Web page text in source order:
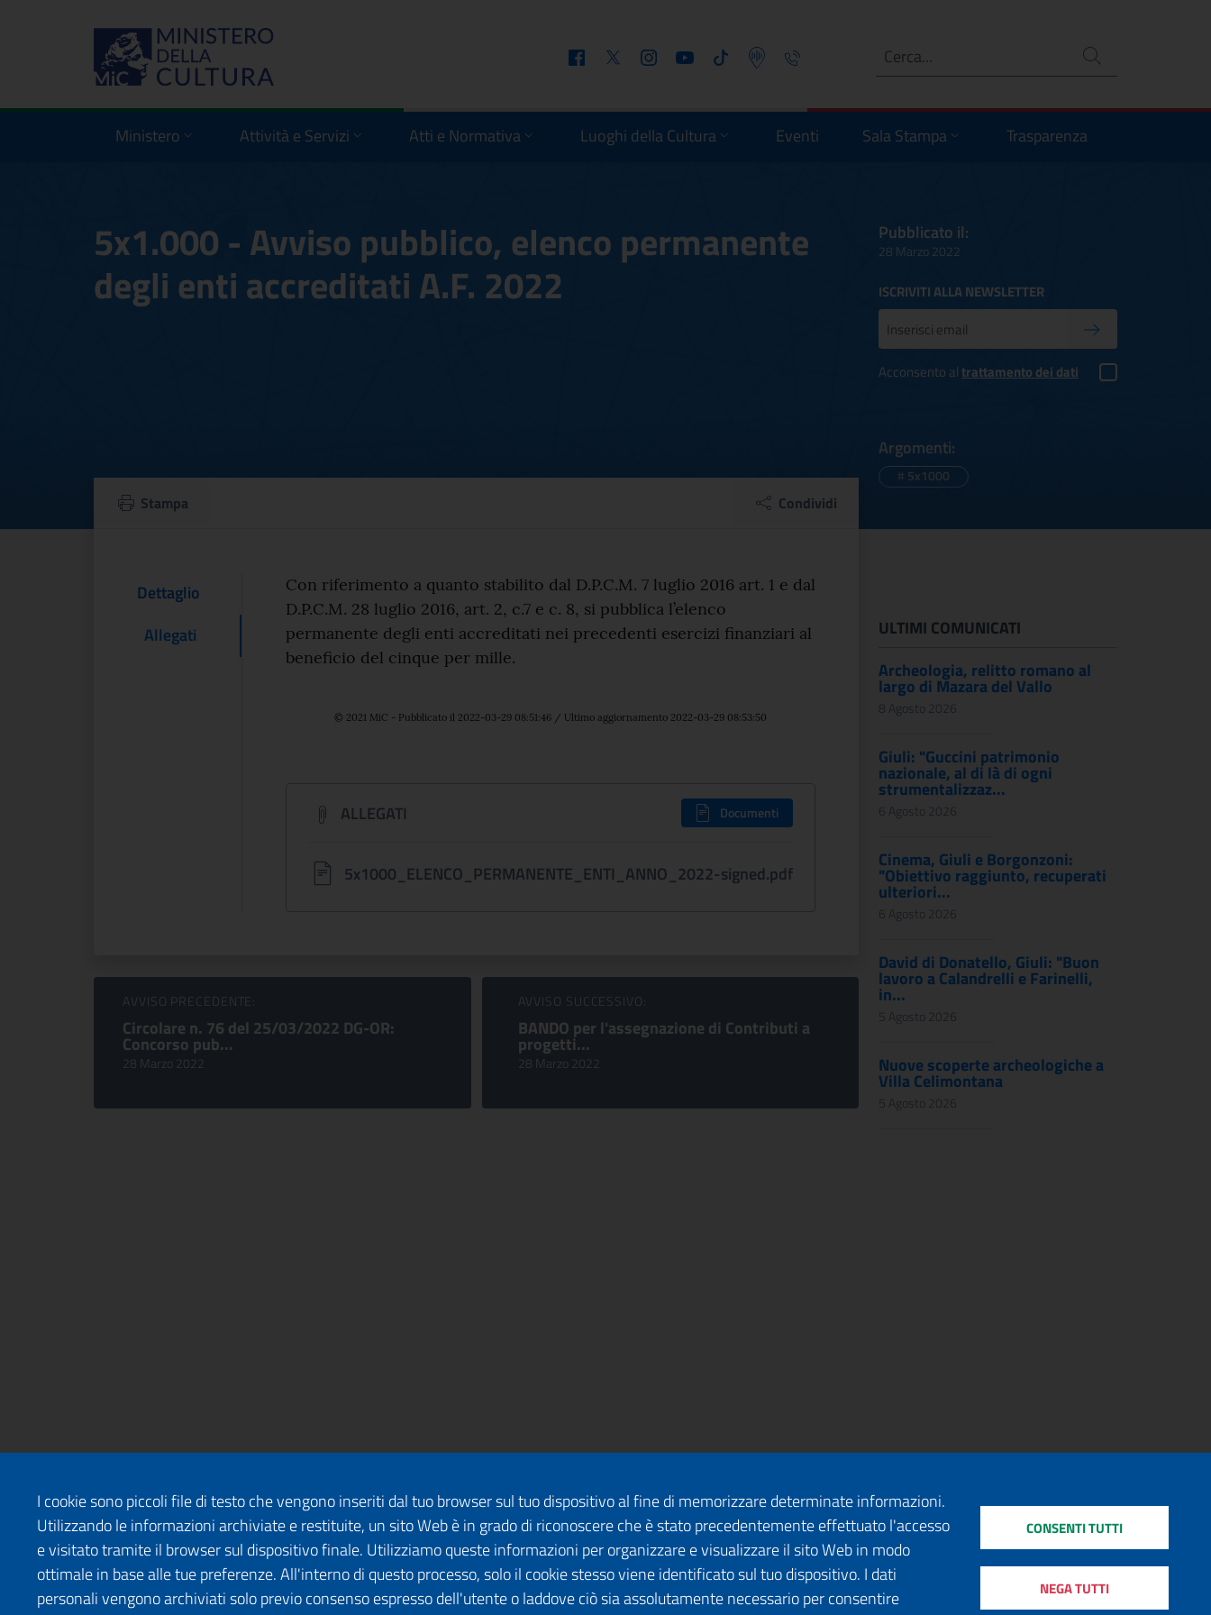
FacebookTwitter InstagramYoutube Tiktok Podcast Telefono Ricerca
Ministero Attività e Servizi Atti e Normativa Luoghi della Cultura Eventi Sala Stampa Trasparenza
5x1.000 - Avviso pubblico, elenco permanente
degli enti accreditati A.F. 2022
Pubblicato il:
28 Marzo 2022
ISCRIVITI ALLA NEWSLETTER
Conferma iscrizione
Acconsento altrattamento dei dati
Argomenti:
# 5x1000
5x1.000 - Avviso pubblico, elenco permanente degli enti
Stampa Condividi
Contenuto Del
Dettaglio
Allegati
Testo del comunicato
Con riferimento a quanto stabilito dal D.P.C.M. 7 luglio 2016 art. 1 e dal
D.P.C.M. 28 luglio 2016, art. 2, c.7 e c. 8, si pubblica l’elenco
permanente degli enti accreditati nei precedenti esercizi finanziari al
beneficio del cinque per mille.
© 2021 MiC - Pubblicato il 2022-03-29 08:51:46 / Ultimo aggiornamento 2022-03-29 08:53:50
ALLEGATI Documenti
5x1000_ELENCO_PERMANENTE_ENTI_ANNO_2022-signed.pdf
Sfoglia comunicati
AVVISO PRECEDENTE:
Circolare n. 76 del 25/03/2022 DG-OR:
Concorso pub...
28 Marzo 2022
AVVISO SUCCESSIVO:
BANDO per l'assegnazione di Contributi a
progetti...
28 Marzo 2022
ULTIMI COMUNICATI
Archeologia, relitto romano al
largo di Mazara del Vallo
8 Agosto 2026
Giuli: "Guccini patrimonio
nazionale, al di là di ogni
strumentalizzaz...
6 Agosto 2026
Cinema, Giuli e Borgonzoni:
"Obiettivo raggiunto, recuperati
ulteriori...
6 Agosto 2026
David di Donatello, Giuli: "Buon
lavoro a Calandrelli e Farinelli,
in...
5 Agosto 2026
Nuove scoperte archeologiche a
Villa Celimontana
5 Agosto 2026
I cookie sono piccoli file di testo che vengono inseriti dal tuo browser sul tuo dispositivo al fine di memorizzare determinate informazioni.
Utilizzando le informazioni archiviate e restituite, un sito Web è in grado di riconoscere che è stato precedentemente effettuato l'accesso
e visitato tramite il browser sul dispositivo finale. Utilizziamo queste informazioni per organizzare e visualizzare il sito Web in modo
ottimale in base alle tue preferenze. All'interno di questo processo, solo il cookie stesso viene identificato sul tuo dispositivo. I dati
personali vengono archiviati solo previo consenso espresso dell'utente o laddove ciò sia assolutamente necessario per consentire
NEGA TUTTI
CONSENTI TUTTI